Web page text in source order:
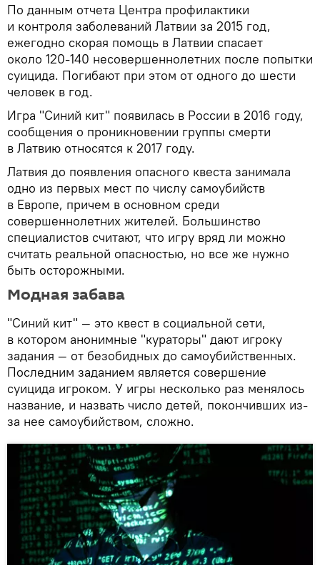
По данным отчета Центра профилактики
и контроля заболеваний Латвии за 2015 год,
ежегодно скорая помощь в Латвии спасает
около 120-140 несовершеннолетних после попытки
суицида. Погибают при этом от одного до шести
человек в год.
Игра "Синий кит" появилась в России в 2016 году,
сообщения о проникновении группы смерти
в Латвию относятся к 2017 году.
Латвия до появления опасного квеста занимала
одно из первых мест по числу самоубийств
в Европе, причем в основном среди
совершеннолетних жителей. Большинство
специалистов считают, что игру вряд ли можно
считать реальной опасностью, но все же нужно
быть осторожными.
Модная забава
"Синий кит" — это квест в социальной сети,
в котором анонимные "кураторы" дают игроку
задания — от безобидных до самоубийственных.
Последним заданием является совершение
суицида игроком. У игры несколько раз менялось
название, и назвать число детей, покончивших из-
за нее самоубийством, сложно.